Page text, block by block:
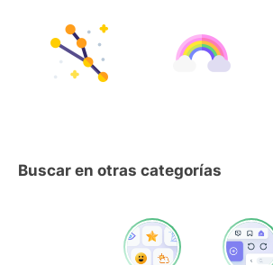
Buscar en otras categorías